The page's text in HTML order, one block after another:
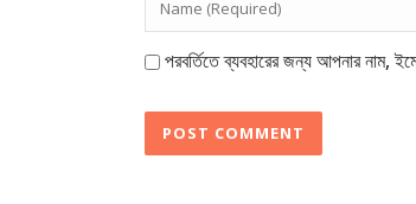
পরবর্তিতে ব্যবহারের জন্য আপনার নাম,